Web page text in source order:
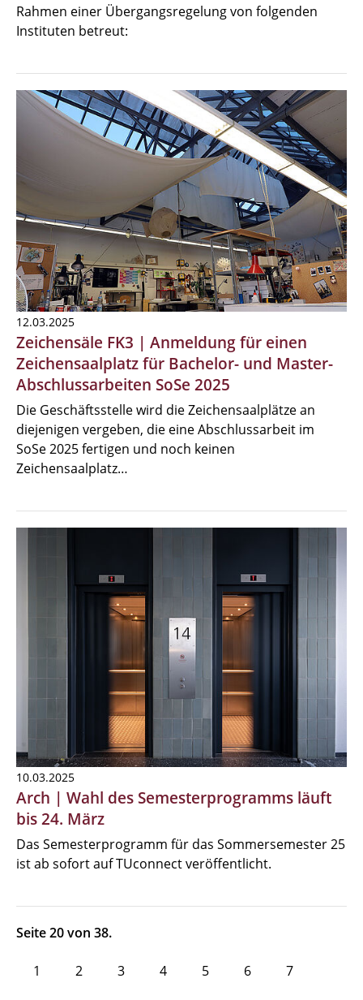
Rahmen einer Übergangsregelung von folgenden
Instituten betreut:
12.03.2025
Zeichensäle FK3 | Anmeldung für einen
Zeichensaalplatz für Bachelor- und Master-
Abschlussarbeiten SoSe 2025
Die Geschäftsstelle wird die Zeichensaalplätze an
diejenigen vergeben, die eine Abschlussarbeit im
SoSe 2025 fertigen und noch keinen
Zeichensaalplatz…
10.03.2025
Arch | Wahl des Semesterprogramms läuft
bis 24. März
Das Semesterprogramm für das Sommersemester 25
ist ab sofort auf TUconnect veröffentlicht.
Seite 20 von 38.
1 2 3 4 5 6 7